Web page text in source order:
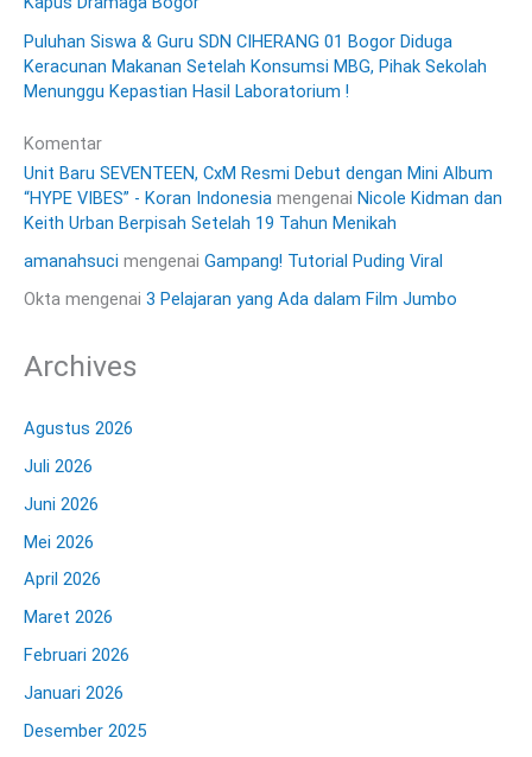
Puluhan Siswa & Guru SDN CIHERANG 01 Bogor Diduga
Keracunan Makanan Setelah Konsumsi MBG, Pihak Sekolah
Menunggu Kepastian Hasil Laboratorium !
Komentar
Unit Baru SEVENTEEN, CxM Resmi Debut dengan Mini Album
“HYPE VIBES” - Koran Indonesia mengenai Nicole Kidman dan
Keith Urban Berpisah Setelah 19 Tahun Menikah
amanahsuci mengenai Gampang! Tutorial Puding Viral
Okta mengenai 3 Pelajaran yang Ada dalam Film Jumbo
Archives
Agustus 2026
Juli 2026
Juni 2026
Mei 2026
April 2026
Maret 2026
Februari 2026
Januari 2026
Desember 2025